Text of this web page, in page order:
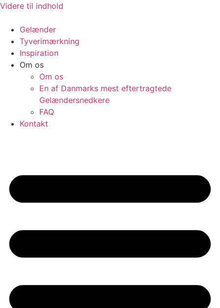
Videre til indhold
Gelænder
Tyverimærkning
Inspiration
Om os
Om os
En af Danmarks mest eftertragtede
Gelændersnedkere
FAQ
Kontakt